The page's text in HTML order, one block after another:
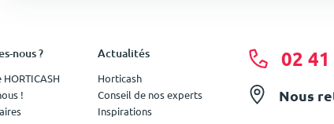
02
Nous
nous ?
!
Actualités
Horticash
Conseil de nos experts
Inspirations